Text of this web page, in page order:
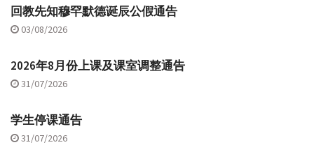
回教先知穆罕默德诞辰公假通告
03/08/2026
2026年8月份上课及课室调整通告
31/07/2026
学生停课通告
31/07/2026